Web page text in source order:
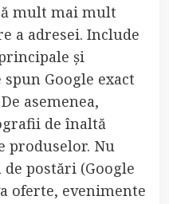
mult mai mult
a adresei. Include
și
Google exact
asemenea,
de înaltă
produselor. Nu
postări (Google
oferte, evenimente